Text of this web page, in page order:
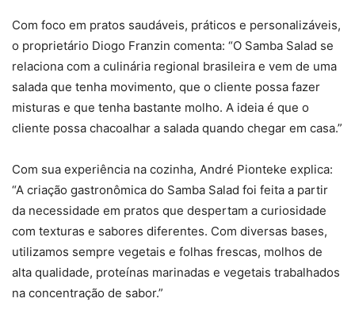
Com foco em pratos saudáveis, práticos e personalizáveis,
o proprietário Diogo Franzin comenta: “O Samba Salad se
relaciona com a culinária regional brasileira e vem de uma
salada que tenha movimento, que o cliente possa fazer
misturas e que tenha bastante molho. A ideia é que o
cliente possa chacoalhar a salada quando chegar em casa.”
Com sua experiência na cozinha, André Pionteke explica:
“A criação gastronômica do Samba Salad foi feita a partir
da necessidade em pratos que despertam a curiosidade
com texturas e sabores diferentes. Com diversas bases,
utilizamos sempre vegetais e folhas frescas, molhos de
alta qualidade, proteínas marinadas e vegetais trabalhados
na concentração de sabor.”